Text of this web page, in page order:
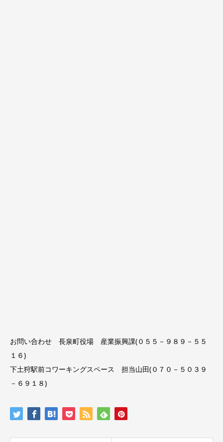
お問い合わせ 長泉町役場 産業振興課(０５５－９８９－５５
１６)
下土狩駅前コワーキングスペース 担当山田(０７０－５０３９
－６９１８)